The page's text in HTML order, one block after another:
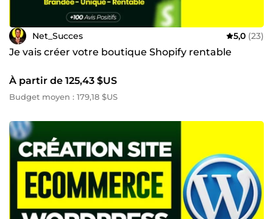
Net_Succes 5,0 (23)
Je vais créer votre boutique Shopify rentable
À partir de 125,43 $US
Budget moyen : 179,18 $US